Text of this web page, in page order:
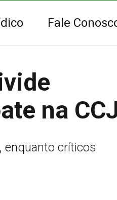
Fale
na
enquanto críticos